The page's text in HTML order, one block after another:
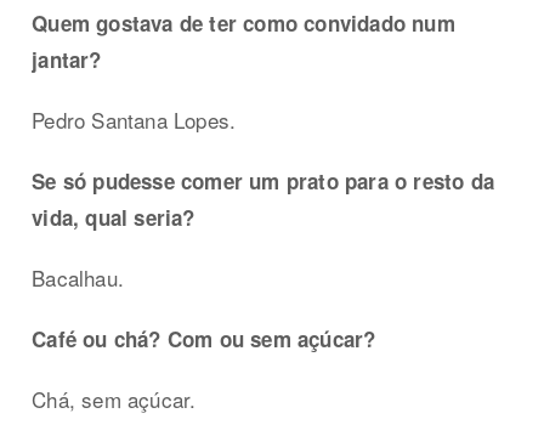
Quem gostava de ter como convidado num
jantar?
Pedro Santana Lopes.
Se só pudesse comer um prato para o resto da
vida, qual seria?
Bacalhau.
Café ou chá? Com ou sem açúcar?
Chá, sem açúcar.